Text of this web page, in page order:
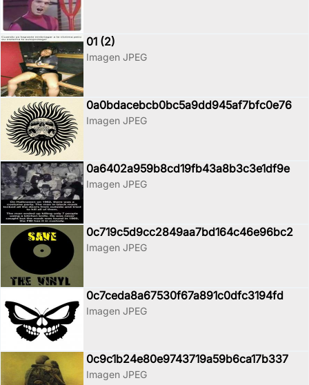
01 (2)
Imagen JPEG
0a0bdacebcb0bc5a9dd945af7bfc0e76
Imagen JPEG
0a6402a959b8cd19fb43a8b3c3e1df9e
Imagen JPEG
0c719c5d9cc2849aa7bd164c46e96bc2
Imagen JPEG
0c7ceda8a67530f67a891c0dfc3194fd
Imagen JPEG
0c9c1b24e80e9743719a59b6ca17b337
Imagen JPEG